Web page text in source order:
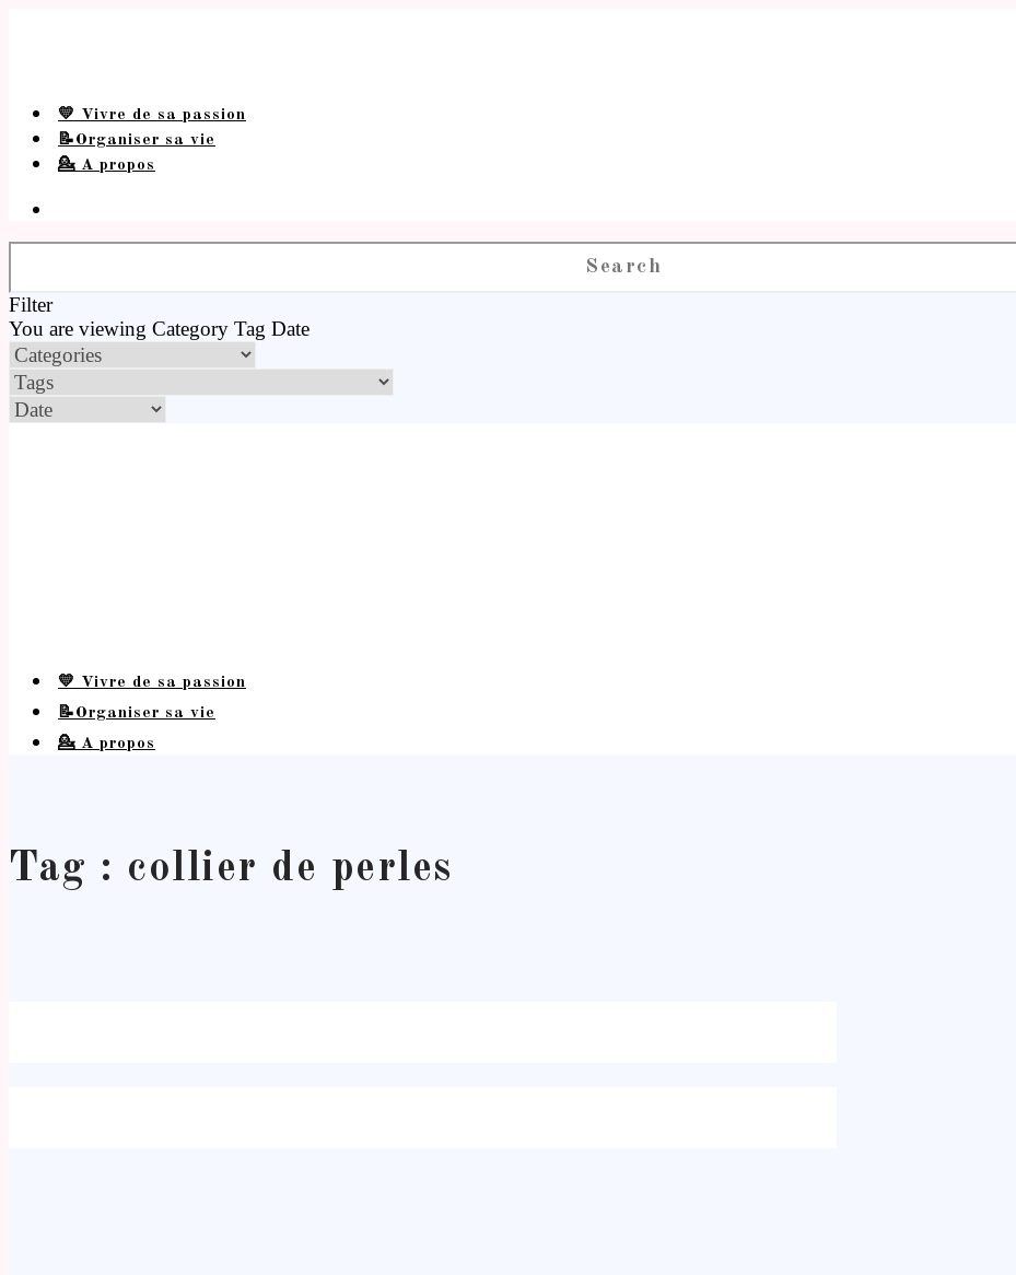
💛 Vivre de sa passion
📝Organiser sa vie
💁 A propos
Filter
You are viewing Category Tag Date
💛 Vivre de sa passion
📝Organiser sa vie
💁 A propos
Tag : collier de perles